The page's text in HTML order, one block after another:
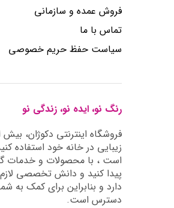
فروش عمده و سازمانی
تماس با ما
سیاست حفظ حریم خصوصی
رنگ نو، ایده نو، زندگی نو
فروشگاه اینترنتی دکوژان،
زیبایی در خانه خود استفاده
است ، با محصولات و خدمات
دارد و بنابراین برای کمک
دسترس است.